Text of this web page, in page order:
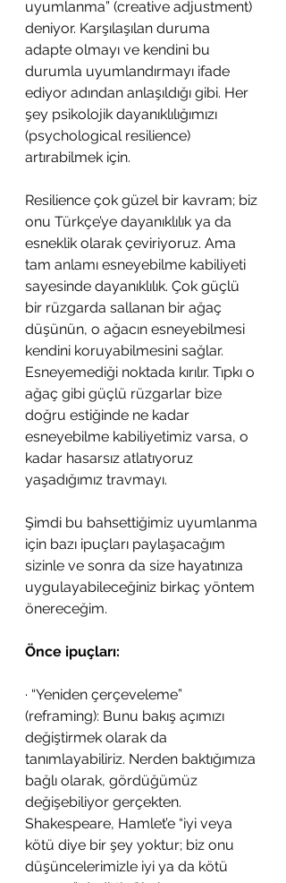
uyumlanma” (creative adjustment)
deniyor. Karşılaşılan duruma
adapte olmayı ve kendini bu
durumla uyumlandırmayı ifade
ediyor adından anlaşıldığı gibi. Her
şey psikolojik dayanıklılığımızı
(psychological resilience)
artırabilmek için.
Resilience çok güzel bir kavram; biz
onu Türkçe’ye dayanıklılık ya da
esneklik olarak çeviriyoruz. Ama
tam anlamı esneyebilme kabiliyeti
sayesinde dayanıklılık. Çok güçlü
bir rüzgarda sallanan bir ağaç
düşünün, o ağacın esneyebilmesi
kendini koruyabilmesini sağlar.
Esneyemediği noktada kırılır. Tıpkı o
ağaç gibi güçlü rüzgarlar bize
doğru estiğinde ne kadar
esneyebilme kabiliyetimiz varsa, o
kadar hasarsız atlatıyoruz
yaşadığımız travmayı.
Şimdi bu bahsettiğimiz uyumlanma
için bazı ipuçları paylaşacağım
sizinle ve sonra da size hayatınıza
uygulayabileceğiniz birkaç yöntem
önereceğim.
Önce ipuçları:
· “Yeniden çerçeveleme”
(reframing): Bunu bakış açımızı
değiştirmek olarak da
tanımlayabiliriz. Nerden baktığımıza
bağlı olarak, gördüğümüz
değişebiliyor gerçekten.
Shakespeare, Hamlet’e “iyi veya
kötü diye bir şey yoktur; biz onu
düşüncelerimizle iyi ya da kötü